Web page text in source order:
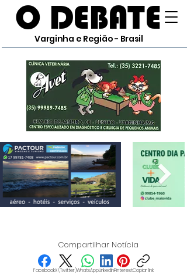
O DEBATE
Varginha e Região - Brasil
Compartilhar Notícia
FacebookX (Twitter)WhatsAppLinkedInPinterestCopiar link